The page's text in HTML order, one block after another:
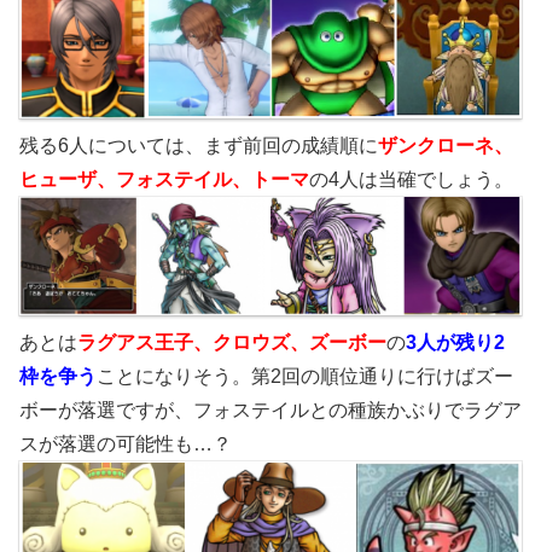
残る6人については、まず前回の成績順にザンクローネ、
ヒューザ、フォステイル、トーマの4人は当確でしょう。
あとはラグアス王子、 クロウズ、ズーボーの3人が残り2
枠を争う ことになりそう。第2回の順位通りに行けばズー
ボーが落選ですが、フォステイルとの種族かぶりでラグア
スが落選の可能性も…？